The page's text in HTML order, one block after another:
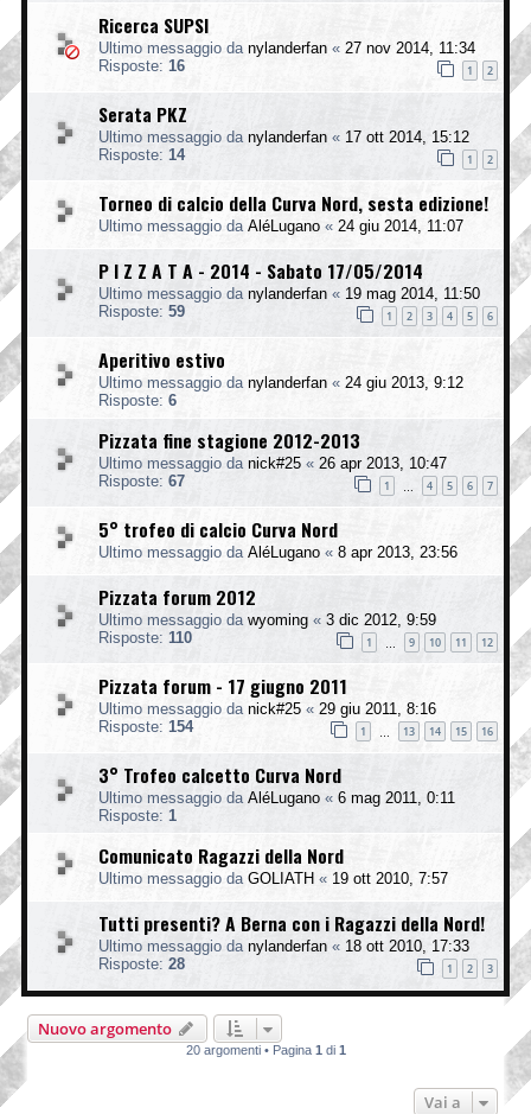
Ricerca SUPSI
Ultimo messaggio da nylanderfan « 27 nov 2014, 11:34
Risposte: 16 1 2
Serata PKZ
Ultimo messaggio da nylanderfan « 17 ott 2014, 15:12
Risposte: 14 1 2
Torneo di calcio della Curva Nord, sesta edizione!
Ultimo messaggio da AléLugano « 24 giu 2014, 11:07
P I Z Z A T A - 2014 - Sabato 17/05/2014
Ultimo messaggio da nylanderfan « 19 mag 2014, 11:50
Risposte: 59 1 2 3 4 5 6
Aperitivo estivo
Ultimo messaggio da nylanderfan « 24 giu 2013, 9:12
Risposte: 6
Pizzata fine stagione 2012-2013
Ultimo messaggio da nick#25 « 26 apr 2013, 10:47
Risposte: 67 1 4 5 6 7
5° trofeo di calcio Curva Nord
Ultimo messaggio da AléLugano « 8 apr 2013, 23:56
Pizzata forum 2012
Ultimo messaggio da wyoming « 3 dic 2012, 9:59
Risposte: 110 1 9 10 11 12
Pizzata forum - 17 giugno 2011
Ultimo messaggio da nick#25 « 29 giu 2011, 8:16
Risposte: 154 1 13 14 15 16
3° Trofeo calcetto Curva Nord
Ultimo messaggio da AléLugano « 6 mag 2011, 0:11
Risposte: 1
Comunicato Ragazzi della Nord
Ultimo messaggio da GOLIATH « 19 ott 2010, 7:57
Tutti presenti? A Berna con i Ragazzi della Nord!
Ultimo messaggio da nylanderfan « 18 ott 2010, 17:33
Risposte: 28 1 2 3
Nuovo argomento
20 argomenti • Pagina 1 di 1
Vai a